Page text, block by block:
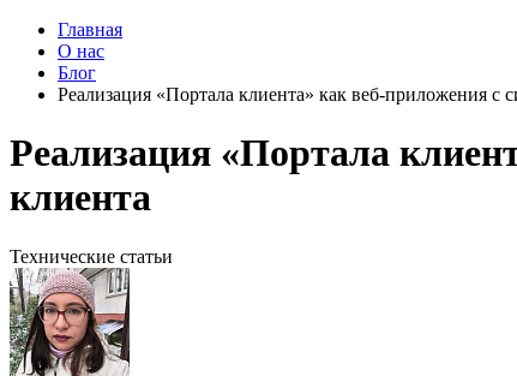
Главная
О нас
Блог
Реализация «Портала клиента» как веб-приложения с
Реализация «Портала
клиента
Технические статьи